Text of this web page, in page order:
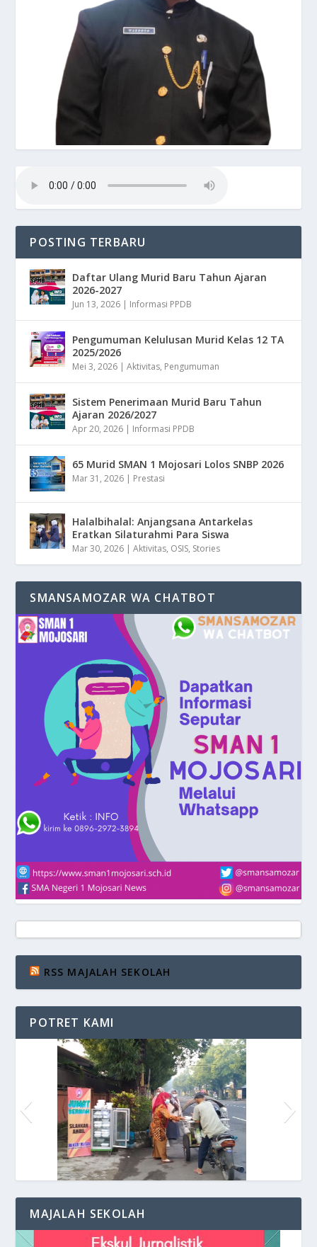
POSTING TERBARU
Daftar Ulang Murid Baru Tahun Ajaran
2026-2027
Jun 13, 2026 | Informasi PPDB
Pengumuman Kelulusan Murid Kelas 12 TA
2025/2026
Mei 3, 2026 |Aktivitas, Pengumuman
Sistem Penerimaan Murid Baru Tahun
Ajaran 2026/2027
Apr 20, 2026 | Informasi PPDB
65 Murid SMAN 1 Mojosari Lolos SNBP 2026
Mar 31, 2026 | Prestasi
Halalbihalal: Anjangsana Antarkelas
Eratkan Silaturahmi Para Siswa
Mar 30, 2026 |Aktivitas, OSIS, Stories
SMANSAMOZAR WA CHATBOT
RSS MAJALAH SEKOLAH
POTRET KAMI
MAJALAH SEKOLAH